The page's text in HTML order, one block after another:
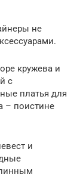
не
кружева и
с
платья для
– поистине
и